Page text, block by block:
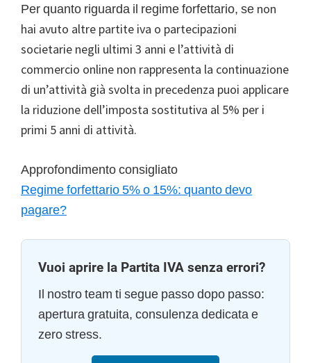
Per quanto riguarda il regime forfettario, se non
hai avuto altre partite iva o partecipazioni
societarie negli ultimi 3 anni e l’attività di
commercio online non rappresenta la continuazione
di un’attività già svolta in precedenza puoi applicare
la riduzione dell’imposta sostitutiva al 5% per i
primi 5 anni di attività.
Approfondimento consigliato
Regime forfettario 5% o 15%: quanto devo
pagare?
Vuoi aprire la Partita IVA senza errori?
Il nostro team ti segue passo dopo passo:
apertura gratuita, consulenza dedicata e
zero stress.